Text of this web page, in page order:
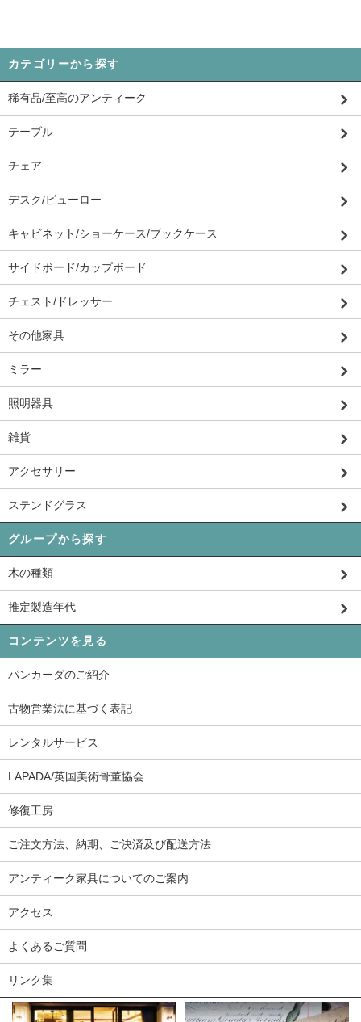
カテゴリーから探す
稀有品/至高のアンティーク
テーブル
チェア
デスク/ビューロー
キャビネット/ショーケース/ブックケース
サイドボード/カップボード
チェスト/ドレッサー
その他家具
ミラー
照明器具
雑貨
アクセサリー
ステンドグラス
グループから探す
木の種類
推定製造年代
コンテンツを見る
パンカーダのご紹介
古物営業法に基づく表記
レンタルサービス
LAPADA/英国美術骨董協会
修復工房
ご注文方法、納期、ご決済及び配送方法
アンティーク家具についてのご案内
アクセス
よくあるご質問
リンク集